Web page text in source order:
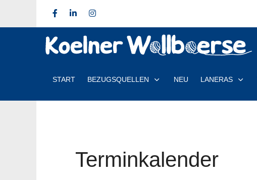
START BEZUGSQUELLEN NEU LANERAS
Terminkalender